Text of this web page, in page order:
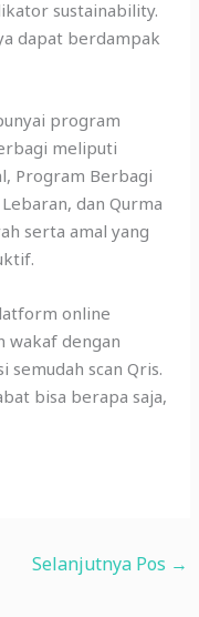
sustainability.
dapat berdampak
program
meliputi
Program Berbagi
dan Qurma
serta amal yang
online
wakaf dengan
semudah scan Qris.
bisa berapa saja,
Selanjutnya Pos →